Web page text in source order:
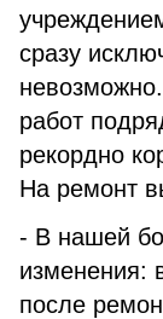
сразу
работ
рекордно
На ремонт
- В нашей
изменения:
после